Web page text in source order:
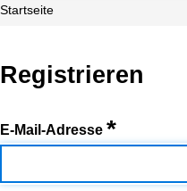
Startseite
Registrieren
E-Mail-Adresse *